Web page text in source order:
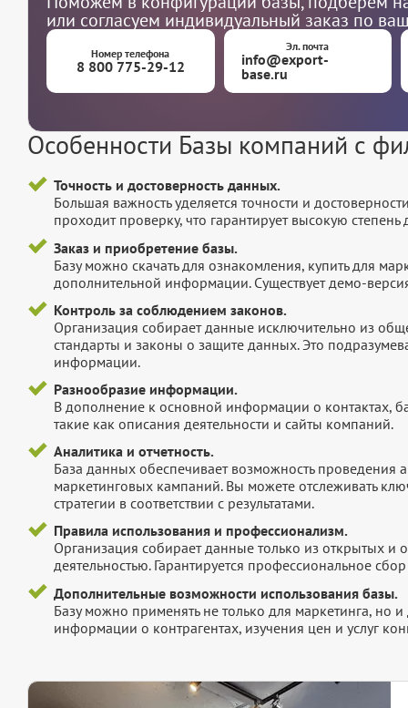
или согласуем индивидуальный заказ по
Номер телефона
8 800 775-29-12
Эл. почта
info@export-
base.ru
Особенности Базы компаний с
Точность и достоверность данных.
Большая важность уделяется точности и
проходит проверку, что гарантирует высокую
Заказ и приобретение базы.
Базу можно скачать для ознакомления, купить для
дополнительной информации. Существует демо-
Контроль за соблюдением законов.
Организация собирает данные исключительно из
стандарты и законы о защите данных. Это
информации.
Разнообразие информации.
В дополнение к основной информации о контактах,
такие как описания деятельности и сайты компаний.
Аналитика и отчетность.
База данных обеспечивает возможность проведения
маркетинговых кампаний. Вы можете отслеживать
стратегии в соответствии с результатами.
Правила использования и профессионализм.
Организация собирает данные только из открытых и
деятельностью. Гарантируется профессиональное
Дополнительные возможности использования базы.
Базу можно применять не только для маркетинга, но
информации о контрагентах, изучения цен и услуг